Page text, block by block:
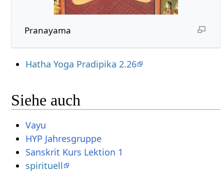
Pranayama
Hatha Yoga Pradipika 2.26
Siehe auch
Vayu
HYP Jahresgruppe
Sanskrit Kurs Lektion 1
spirituell